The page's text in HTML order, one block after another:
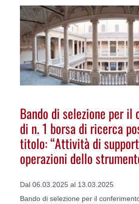
Bando di selezione per il
di n. 1 borsa di ricerca
titolo: “Attività di
operazioni dello
Dal 06.03.2025 al 13.03.2025
Bando di selezione per il